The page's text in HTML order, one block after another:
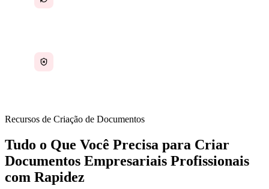
Recursos de Criação de Documentos
Tudo o Que Você Precisa para Criar
Documentos Empresariais Profissionais
com Rapidez